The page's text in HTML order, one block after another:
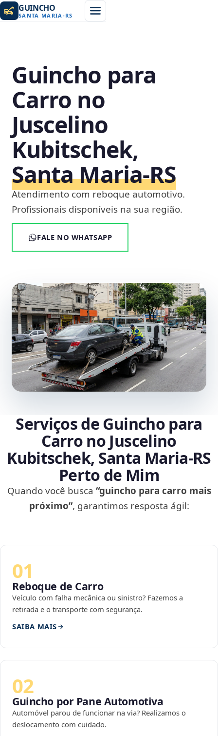
GUINCHO
SANTA MARIA -RS
Guincho para
Carro no
Juscelino
Kubitschek,
Santa Maria‑RS
Atendimento com reboque automotivo.
Profissionais disponíveis na sua região.
FALE NO WHATSAPP
Serviços de Guincho para
Carro no Juscelino
Kubitschek, Santa Maria‑RS
Perto de Mim
Quando você busca “guincho para carro mais
próximo”, garantimos resposta ágil:
01
Reboque de Carro
Veículo com falha mecânica ou sinistro? Fazemos a
retirada e o transporte com segurança.
SAIBA MAIS
02
Guincho por Pane Automotiva
Automóvel parou de funcionar na via? Realizamos o
deslocamento com cuidado.